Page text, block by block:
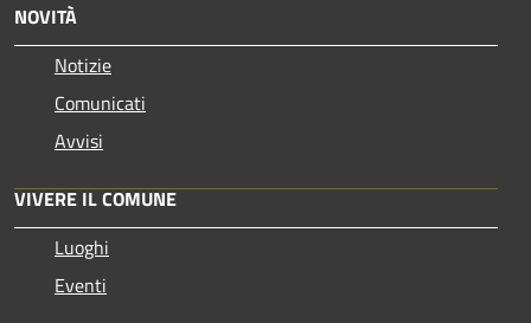
NOVITÀ
Notizie
Comunicati
Avvisi
VIVERE IL COMUNE
Luoghi
Eventi